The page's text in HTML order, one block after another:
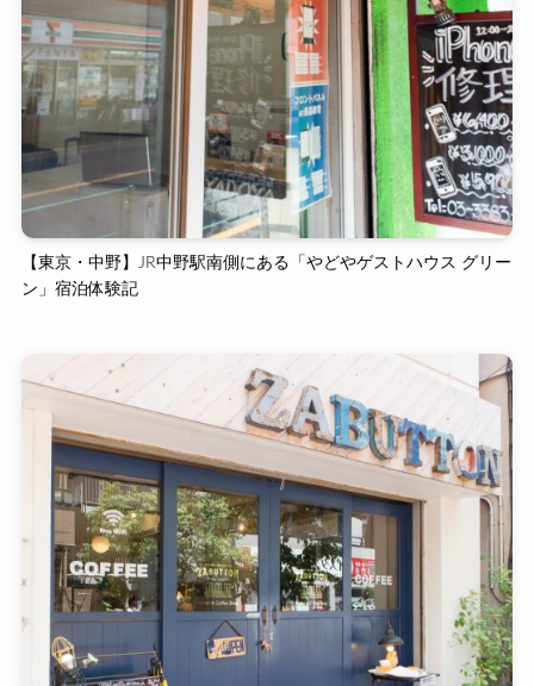
【東京・中野】JR中野駅南側にある「やどやゲストハウス グリー
ン」宿泊体験記